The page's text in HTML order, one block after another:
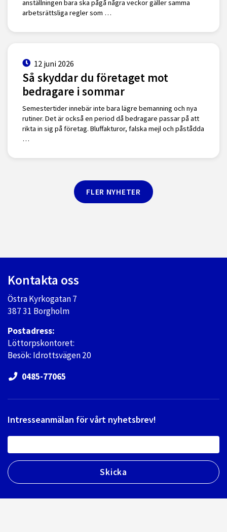
anställningen bara ska pågå några veckor gäller samma
arbetsrättsliga regler som …
12 juni 2026
Så skyddar du företaget mot
bedragare i sommar
Semestertider innebär inte bara lägre bemanning och nya
rutiner. Det är också en period då bedragare passar på att
rikta in sig på företag. Bluffakturor, falska mejl och påstådda
…
FLER NYHETER
Kontakta oss
Östra Kyrkogatan 7
387 31 Borgholm
Postadress:
Löttorpskontoret:
Besök: Idrottsvägen 20
0485-77065
Intresseanmälan för vårt nyhetsbrev!